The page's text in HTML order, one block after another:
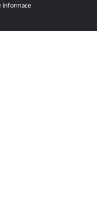
informace